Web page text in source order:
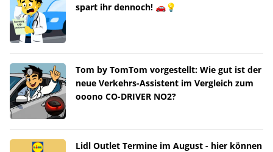
spart ihr dennoch! 🚗💡
Tom by TomTom vorgestellt: Wie gut ist der
neue Verkehrs-Assistent im Vergleich zum
ooono CO-DRIVER NO2?
Lidl Outlet Termine im August - hier können